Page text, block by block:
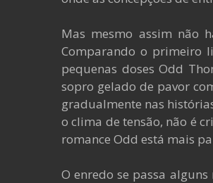
Mas mesmo assim não
Comparando o primeiro
pequenas doses Odd
sopro gelado de pavor
gradualmente nas
o clima de tensão, não é
romance Odd está mais
O enredo se passa